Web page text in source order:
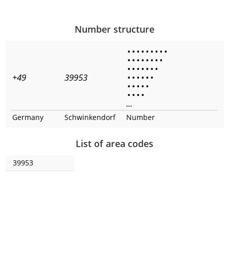
Number structure
+49 39953
• • • • • • • • •
• • • • • • • •
• • • • • • •
• • • • • •
• • • • •
• • • •
...
Germany Schwinkendorf Number
List of area codes
39953